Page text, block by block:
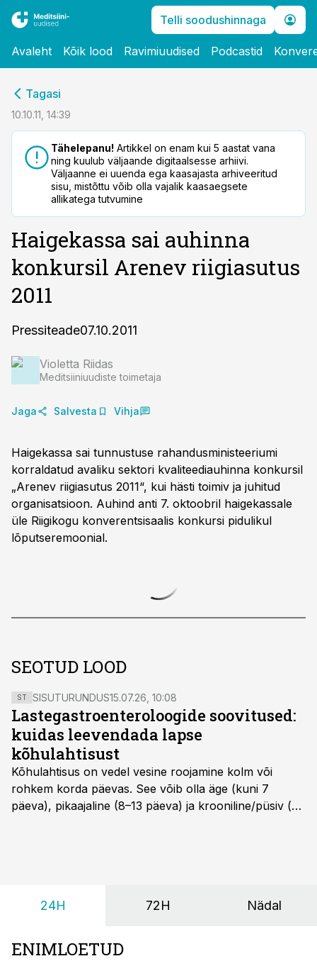
Telli soodushinnaga
Avaleht Kõik lood Ravimiuudised Podcastid
Tagasi
10.10.11, 14:39
Tähelepanu! Artikkel on enam kui 5 aastat vana
ning kuulub väljaande digitaalsesse arhiivi.
Väljaanne ei uuenda ega kaasajasta arhiveeritud
sisu, mistõttu võib olla vajalik kaasaegsete
allikatega tutvumine
Haigekassa sai auhinna
konkursil Arenev riigiasutus
2011
Pressiteade07.10.2011
Violetta Riidas
Meditsiiniuudiste toimetaja
Jaga Salvesta Vihja
Haigekassa sai tunnustuse rahandusministeeriumi
korraldatud avaliku sektori kvaliteediauhinna konkursil
„Arenev riigiasutus 2011“, kui hästi toimiv ja juhitud
organisatsioon. Auhind anti 7. oktoobril haigekassale
üle Riigikogu konverentsisaalis konkursi pidulikul
lõputseremoonial.
SEOTUD LOOD
ST SISUTURUNDUS15.07.26, 10:08
Lastegastroenteroloogide soovitused:
kuidas leevendada lapse
kõhulahtisust
Kõhulahtisus on vedel vesine roojamine kolm või
rohkem korda päevas. See võib olla äge (kuni 7
päeva), pikaajaline (8–13 päeva) ja krooniline/püsiv (>
24H 72H Nädal
ENIMLOETUD